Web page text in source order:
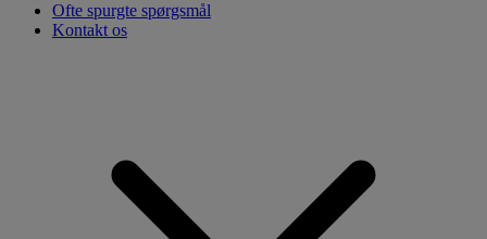
Ofte spurgte spørgsmål
Kontakt os